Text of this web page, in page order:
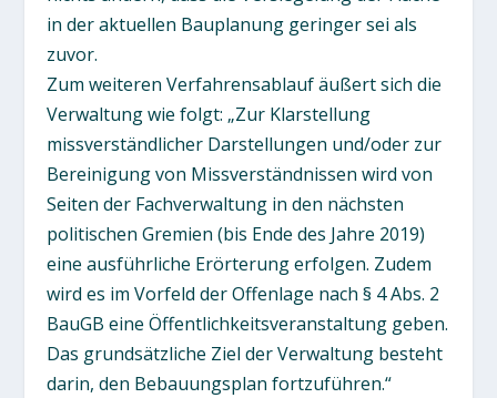
in der aktuellen Bauplanung geringer sei als
zuvor.
Zum weiteren Verfahrensablauf äußert sich die
Verwaltung wie folgt: „Zur Klarstellung
missverständlicher Darstellungen und/oder zur
Bereinigung von Missverständnissen wird von
Seiten der Fachverwaltung in den nächsten
politischen Gremien (bis Ende des Jahre 2019)
eine ausführliche Erörterung erfolgen. Zudem
wird es im Vorfeld der Offenlage nach § 4 Abs. 2
BauGB eine Öffentlichkeitsveranstaltung geben.
Das grundsätzliche Ziel der Verwaltung besteht
darin, den Bebauungsplan fortzuführen.“